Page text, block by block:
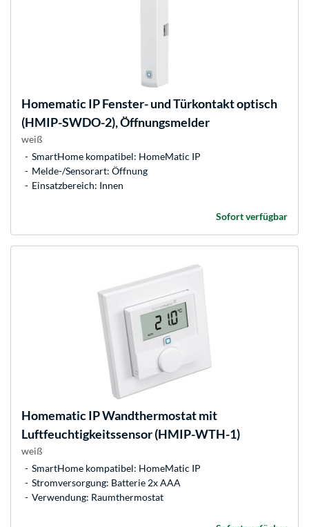
Homematic IPFenster- und Türkontakt optisch
(HMIP-SWDO-2), Öffnungsmelder
weiß
SmartHome kompatibel: HomeMatic IP
Melde-/Sensorart: Öffnung
Einsatzbereich: Innen
Sofort verfügbar
Homematic IPWandthermostat mit
Luftfeuchtigkeitssensor (HMIP-WTH-1)
weiß
SmartHome kompatibel: HomeMatic IP
Stromversorgung: Batterie 2x AAA
Verwendung: Raumthermostat